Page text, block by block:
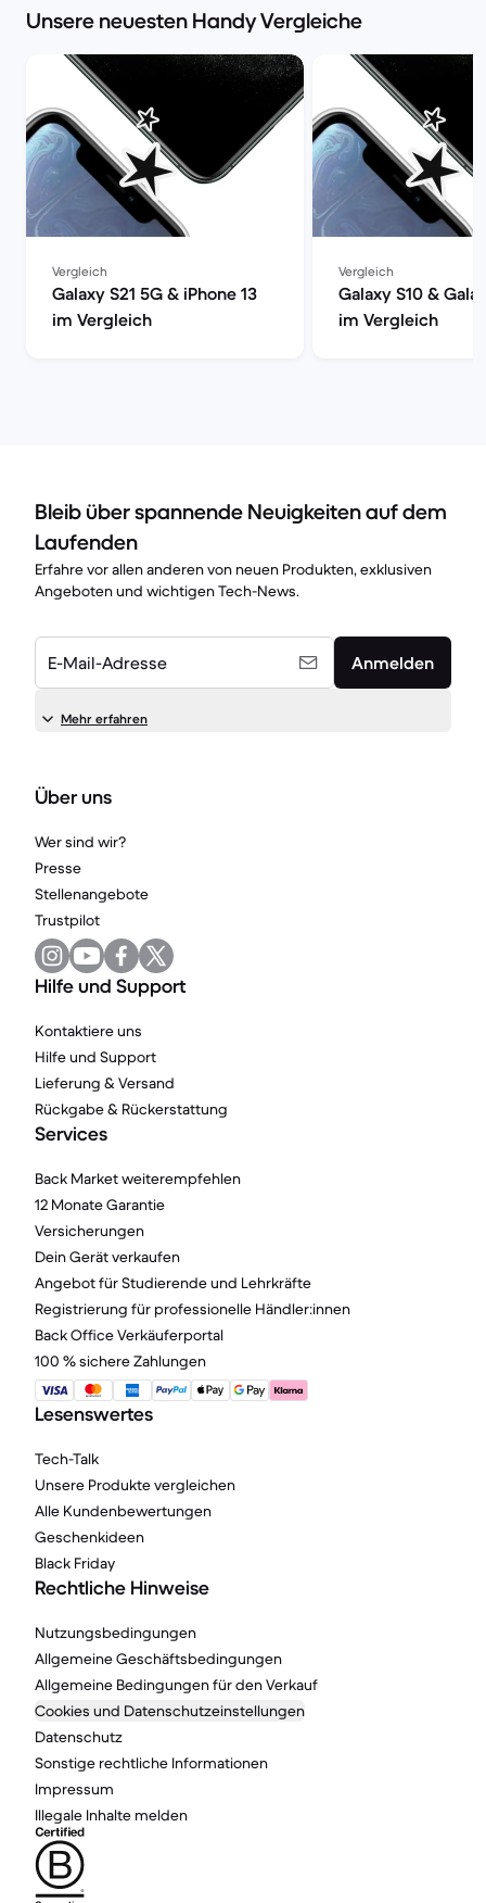
Unsere neuesten Handy Vergleiche
Vergleich
Galaxy S21 5G & iPhone 13
im Vergleich
Vergleich
Galaxy S10 &
im Vergleich
Bleib über spannende Neuigkeiten auf dem
Laufenden
Erfahre vor allen anderen von neuen Produkten, exklusiven
Angeboten und wichtigen Tech-News.
E-Mail-Adresse Anmelden
Mehr erfahren
Über uns
Wer sind wir?
Presse
Stellenangebote
Trustpilot
Hilfe und Support
Kontaktiere uns
Hilfe und Support
Lieferung & Versand
Rückgabe & Rückerstattung
Services
Back Market weiterempfehlen
12 Monate Garantie
Versicherungen
Dein Gerät verkaufen
Angebot für Studierende und Lehrkräfte
Registrierung für professionelle Händler:innen
Back Office Verkäuferportal
100 % sichere Zahlungen
Lesenswertes
Tech-Talk
Unsere Produkte vergleichen
Alle Kundenbewertungen
Geschenkideen
Black Friday
Rechtliche Hinweise
Nutzungsbedingungen
Allgemeine Geschäftsbedingungen
Allgemeine Bedingungen für den Verkauf
Cookies und Datenschutzeinstellungen
Datenschutz
Sonstige rechtliche Informationen
Impressum
Illegale Inhalte melden